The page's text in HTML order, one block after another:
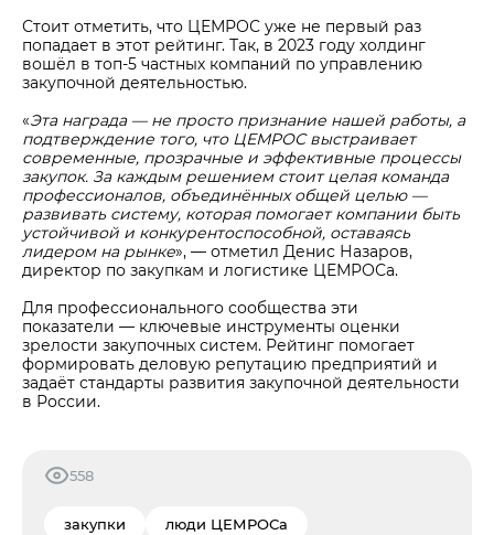
Стоит отметить, что ЦЕМРОС уже не первый раз
попадает в этот рейтинг. Так, в 2023 году холдинг
вошёл в топ-5 частных компаний по управлению
закупочной деятельностью.
«Эта награда — не просто признание нашей работы, а
подтверждение того, что ЦЕМРОС выстраивает
современные, прозрачные и эффективные процессы
закупок. За каждым решением стоит целая команда
профессионалов, объединённых общей целью —
развивать систему, которая помогает компании быть
устойчивой и конкурентоспособной, оставаясь
лидером на рынке», — отметил Денис Назаров,
директор по закупкам и логистике ЦЕМРОСа.
Для профессионального сообщества эти
показатели — ключевые инструменты оценки
зрелости закупочных систем. Рейтинг помогает
формировать деловую репутацию предприятий и
задаёт стандарты развития закупочной деятельности
в России.
558
закупки люди ЦЕМРОСа